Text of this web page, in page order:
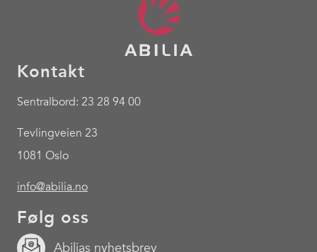
Kontakt
Sentralbord: 23 28 94 00
Tevlingveien 23
1081 Oslo
info@abilia.no
Følg oss
Abilias nyhetsbrev